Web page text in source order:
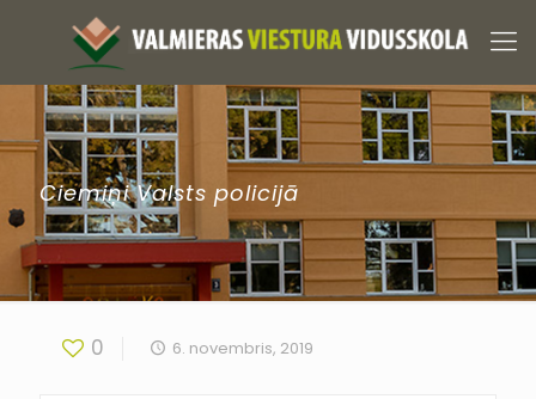
Ciemiņi Valsts policijā
0 6. novembris, 2019